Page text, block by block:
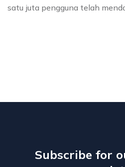
satu juta pengguna telah
Subscribe for